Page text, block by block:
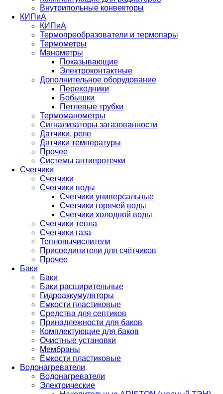
Внутрипольные конвекторы
КИПиА
КИПиА
Термопреобразователи и термопары
Термометры
Манометры
Показывающие
Электроконтактные
Дополнительное оборудование
Переходники
Бобышки
Петлевые трубки
Термоманометры
Сигнализаторы загазованности
Датчики, реле
Датчики температуры
Прочее
Системы антипротечки
Счетчики
Счетчики
Счетчики воды
Счетчики универсальные
Счетчики горячей воды
Счетчики холодной воды
Счетчики тепла
Счетчики газа
Тепловычислители
Присоединители для счётчиков
Прочее
Баки
Баки
Баки расширительные
Гидроаккумуляторы
Емкости пластиковые
Средства для септиков
Принадлежности для баков
Комплектующие для баков
Очистные установки
Мембраны
Ёмкости пластиковые
Водонагреватели
Водонагреватели
Электрические